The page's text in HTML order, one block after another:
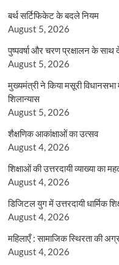
बर्थ सर्टिफिकेट के बदले नियम
August 5, 2026
पुष्पवर्षा और चरण प्रक्षालन के
August 5, 2026
मुख्यमंत्री ने किया मसूरी
शिलान्यास
August 5, 2026
शैक्षणिक आकांक्षाओं का उत्सव
August 4, 2026
शिक्षाओं की उत्तरदायी व्याख्या का
August 4, 2026
डिजिटल युग में उत्तरदायी धार्मिक
August 4, 2026
महिलाएँ : सामाजिक स्थिरता की
August 4, 2026